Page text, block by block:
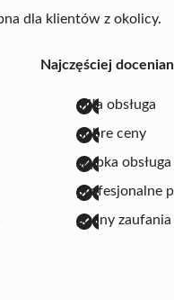
dla klientów z okolicy.
Najczęściej
miła obsługa
dobre ceny
szybka obsługa
profesjonalne
godny zaufania